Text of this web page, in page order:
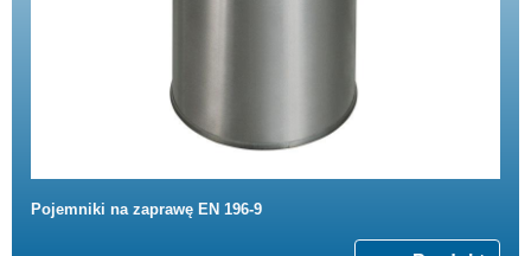
Pojemniki na zaprawę EN 196-9